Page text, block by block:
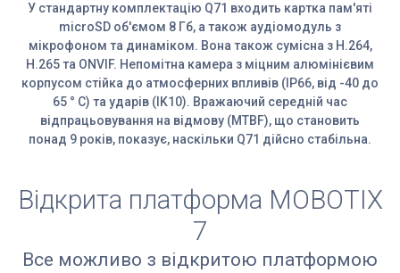
У стандартну комплектацію Q71 входить картка пам'яті
microSD об'ємом 8 Гб, а також аудіомодуль з
мікрофоном та динаміком. Вона також сумісна з H.264,
H.265 та ONVIF. Непомітна камера з міцним алюмінієвим
корпусом стійка до атмосферних впливів (IP66, від -40 до
65 ° C) та ударів (IK10). Вражаючий середній час
відпрацьовування на відмову (MTBF), що становить
понад 9 років, показує, наскільки Q71 дійсно стабільна.
Відкрита платформа MOBOTIX
7
Все можливо з відкритою платформою